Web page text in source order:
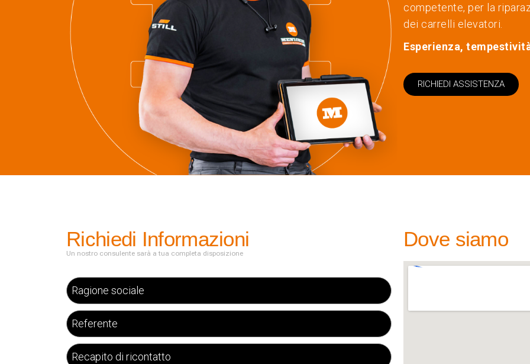
competente, per la
dei carrelli elevatori.
Esperienza,
RICHIEDI ASSISTENZA
Richiedi Informazioni
Un nostro consulente sarà a tua completa disposizione
Dove siamo